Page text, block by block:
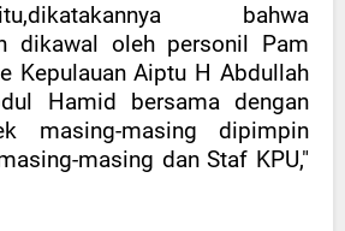
bahwa
dikawal oleh personil Pam
Kepulauan Aiptu H Abdullah
Hamid bersama dengan
masing-masing dipimpin
masing dan Staf KPU,"